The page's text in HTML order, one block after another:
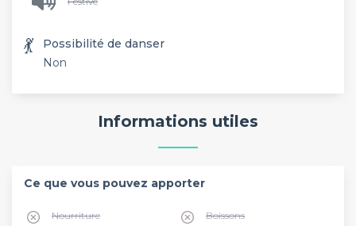
💃
Possibilité de danser
Non
Informations utiles
Ce que vous pouvez apporter
Nourriture Boissons